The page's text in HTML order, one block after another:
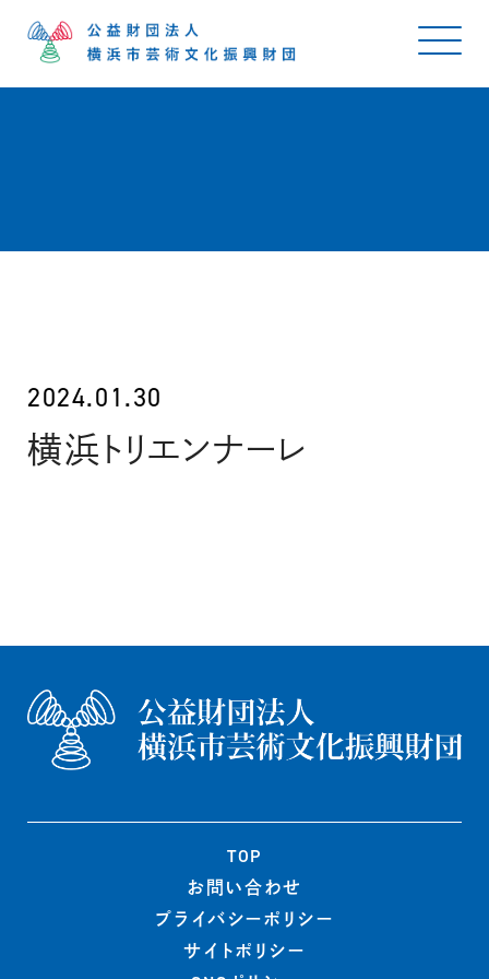
2024.01.30
横浜トリエンナーレ
TOP
お問い合わせ
プライバシーポリシー
サイトポリシー